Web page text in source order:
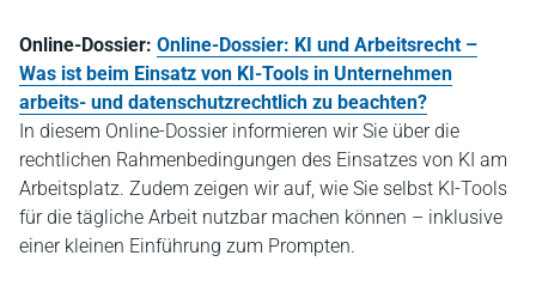
Online-Dossier: Online-Dossier: KI und Arbeitsrecht –
Was ist beim Einsatz von KI-Tools in Unternehmen
arbeits- und datenschutzrechtlich zu beachten?
In diesem Online-Dossier informieren wir Sie über die
rechtlichen Rahmenbedingungen des Einsatzes von KI am
Arbeitsplatz. Zudem zeigen wir auf, wie Sie selbst KI-Tools
für die tägliche Arbeit nutzbar machen können – inklusive
einer kleinen Einführung zum Prompten.